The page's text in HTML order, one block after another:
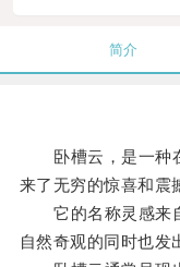
简介
卧槽云，是一种在
来了无穷的惊喜和震
它的名称灵感来自
自然奇观的同时也发